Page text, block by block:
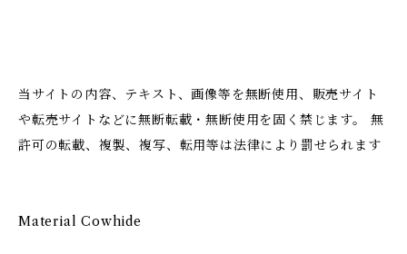
当サイトの内容、テキスト、画像等を無断使用、販売サイト
や転売サイトなどに無断転載・無断使用を固く禁じます。 無
許可の転載、複製、複写、転用等は法律により罰せられます
Material Cowhide